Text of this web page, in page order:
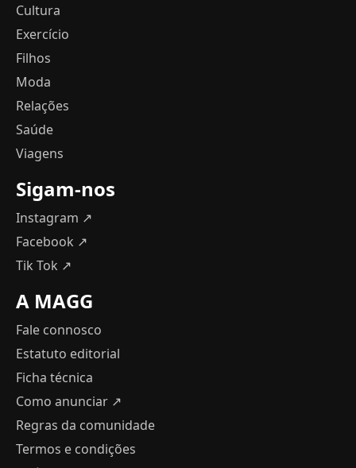
Cultura
Exercício
Filhos
Moda
Relações
Saúde
Viagens
Sigam-nos
Instagram ↗
Facebook ↗
Tik Tok ↗
A MAGG
Fale connosco
Estatuto editorial
Ficha técnica
Como anunciar ↗
Regras da comunidade
Termos e condições